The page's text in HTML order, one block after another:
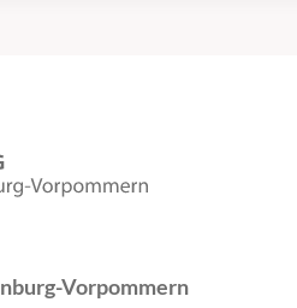
Vorpommern